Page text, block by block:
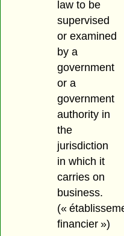
law to be
supervised
or examined
by a
government
or a
government
authority in
the
jurisdiction
in which it
carries on
business.
(«
financier »)